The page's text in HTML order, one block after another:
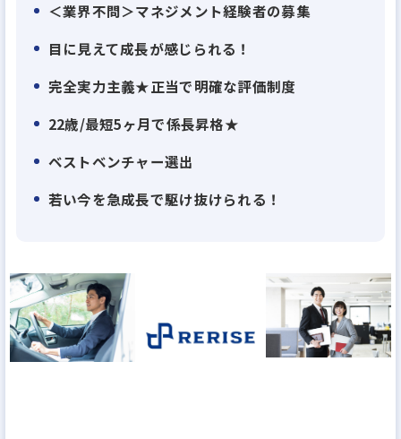
★そこで今回は経験を問わず、新しい仲間を募集し
ます！
■月給40万円以上
■経歴・学歴不問（中卒・高卒歓迎）
■インセンティブ制度
■チャレンジし続けることができる環境
社員全員が自分の目標に向けて走り、一番を目指そ
うと思える環境を作ってきました。
＜業界不問＞マネジメント経験者の募集
目に見えて成長が感じられる！
完全実力主義★正当で明確な評価制度
22歳/最短5ヶ月で係長昇格★
ベストベンチャー選出
若い今を急成長で駆け抜けられる！